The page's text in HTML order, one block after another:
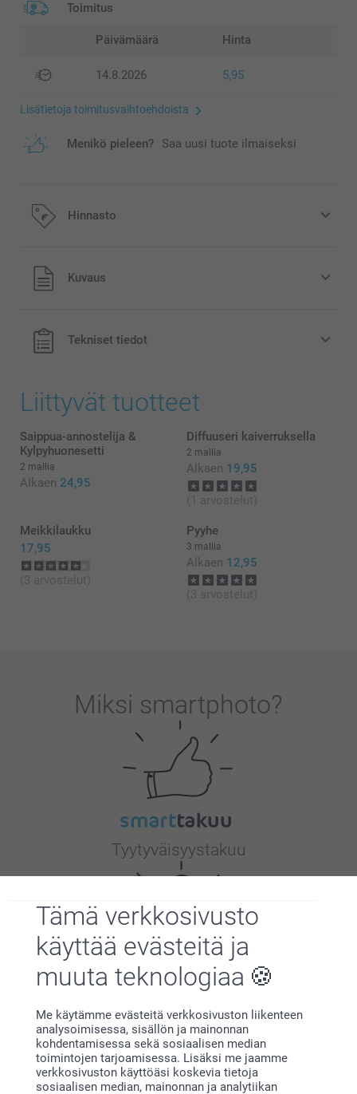
Tämä verkkosivusto
käyttää evästeitä ja
muuta teknologiaa
Me käytämme evästeitä verkkosivuston liikenteen
analysoimisessa, sisällön ja mainonnan
kohdentamisessa sekä sosiaalisen median
toimintojen tarjoamisessa. Lisäksi me jaamme
verkkosivuston käyttöäsi koskevia tietoja
sosiaalisen median, mainonnan ja analytiikan
Toimitus
Päivämäärä Hinta
14.8.2026 5,95
Lisätietoja toimitusvaihtoehdoista
Menikö pieleen? Saa uusi tuote ilmaiseksi
Hinnasto
Kaikki hinnat ovat euroina, sisältävät arvonlisäveron ja
eivät sisällä postikuluja.
Kuvaus
Tekniset tiedot
Liittyvät tuotteet
Saippua-annostelija &
Kylpyhuonesetti
2 mallia
Alkaen 24,95
Diffuuseri kaiverruksella
2 mallia
Alkaen 19,95
(1 arvostelut)
Meikkilaukku
17,95
(3 arvostelut)
Pyyhe
3 mallia
Alkaen 12,95
(3 arvostelut)
Miksi smartphoto?
Tyytyväisyystakuu
Bonusta kaikista tilauksista